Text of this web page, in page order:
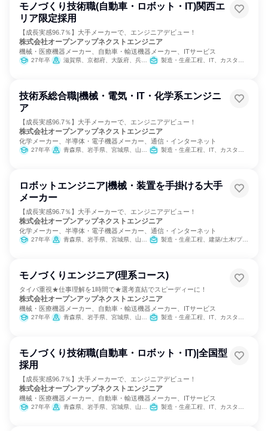
モノづくり技術職(自動車・ロボット・IT)関西エ
リア限定採用
【成長実感96.7％】大手メーカーで、エンジニアデビュー！
株式会社オープンアップネクストエンジニア
機械・医療機器メーカー、自動車・輸送機器メーカー、ITサービス
27年卒 滋賀県、京都府、大阪府、兵庫県、奈良県 製造・生産工程、IT、カスタマーサクセス
技術系総合職|機械・電気・IT・化学系エンジニ
ア
【成長実感96.7％】大手メーカーで、エンジニアデビュー！
株式会社オープンアップネクストエンジニア
化学メーカー、半導体・電子機器メーカー、通信・インターネット
27年卒 青森県、岩手県、宮城県、山形県、福島県、茨城県、栃木県、群馬県、埼玉県、千葉県、東京都、神奈川県、富山県、石川県、山梨県、長野県、岐阜県、静岡県、愛知県、三重県、滋賀県、京都府、大阪府、兵庫県、奈良県、岡山県、広島県、山口県、福岡県、佐賀県、長崎県、熊本県、大分県、鹿児島県 製造・生産工程、IT、カスタマーサクセス
ロボットエンジニア|機械・装置を手掛ける大手
メーカー
【成長実感96.7％】大手メーカーで、エンジニアデビュー！
株式会社オープンアップネクストエンジニア
化学メーカー、半導体・電子機器メーカー、通信・インターネット
27年卒 青森県、岩手県、宮城県、山形県、福島県、茨城県、栃木県、群馬県、埼玉県、千葉県、東京都、神奈川県、富山県、石川県、山梨県、長野県、岐阜県、静岡県、愛知県、三重県、滋賀県、京都府、大阪府、兵庫県、奈良県、岡山県、広島県、山口県、福岡県、佐賀県、長崎県、熊本県、大分県、鹿児島県 製造・生産工程、建築/土木/プラント専門職
モノづくりエンジニア(理系コース)
タイパ重視★仕事理解を1時間で★選考直結でスピーディーに！
株式会社オープンアップネクストエンジニア
機械・医療機器メーカー、自動車・輸送機器メーカー、ITサービス
27年卒 青森県、岩手県、宮城県、山形県、福島県、茨城県、栃木県、群馬県、埼玉県、千葉県、東京都、神奈川県、富山県、石川県、山梨県、長野県、岐阜県、静岡県、愛知県、三重県、滋賀県、京都府、大阪府、兵庫県、奈良県、岡山県、広島県、山口県、福岡県、佐賀県、長崎県、熊本県、大分県、宮崎県、鹿児島県 製造・生産工程、IT、カスタマーサクセス
モノづくり技術職(自動車・ロボット・IT)|全国型
採用
【成長実感96.7％】大手メーカーで、エンジニアデビュー！
株式会社オープンアップネクストエンジニア
機械・医療機器メーカー、自動車・輸送機器メーカー、ITサービス
27年卒 青森県、岩手県、宮城県、山形県、福島県、茨城県、栃木県、群馬県、埼玉県、千葉県、東京都、神奈川県、富山県、石川県、山梨県、長野県、岐阜県、静岡県、愛知県、三重県、滋賀県、京都府、大阪府、兵庫県、奈良県、岡山県、広島県、山口県、福岡県、佐賀県、長崎県、熊本県、大分県、宮崎県、鹿児島県 製造・生産工程、IT、カスタマーサクセス